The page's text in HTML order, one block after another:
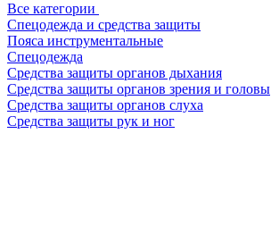
Все категории
Спецодежда и средства защиты
Пояса инструментальные
Спецодежда
Средства защиты органов дыхания
Средства защиты органов зрения и головы
Средства защиты органов слуха
Средства защиты рук и ног